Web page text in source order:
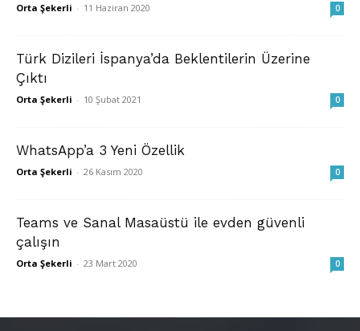
Orta Şekerli - 11 Haziran 2020 0
Türk Dizileri İspanya’da Beklentilerin Üzerine
Çıktı
Orta Şekerli - 10 Şubat 2021 0
WhatsApp’a 3 Yeni Özellik
Orta Şekerli - 26 Kasım 2020 0
Teams ve Sanal Masaüstü ile evden güvenli
çalışın
Orta Şekerli - 23 Mart 2020 0